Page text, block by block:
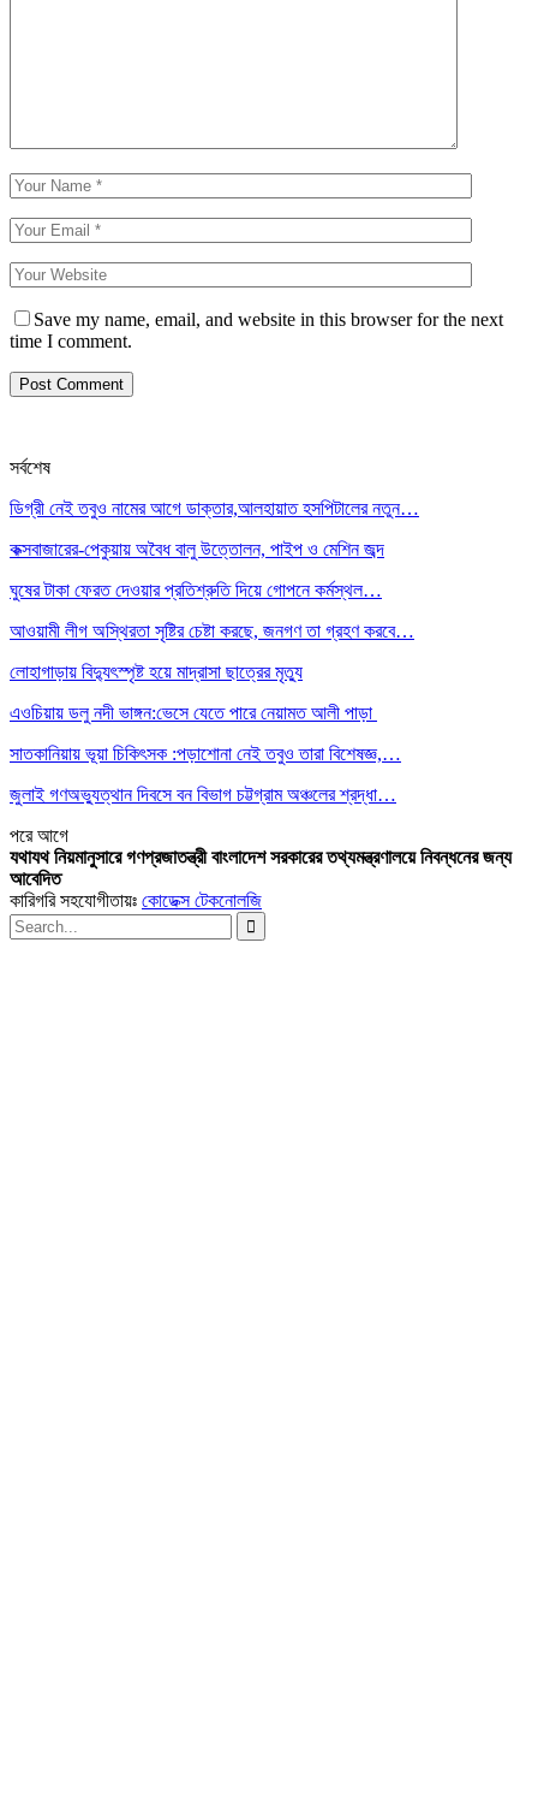
Save my name, email, and website in this browser for the next
time I comment.
সর্বশেষ
ডিগ্রী নেই তবুও নামের আগে ডাক্তার,আলহায়াত হসপিটালের নতুন…
কক্সবাজারের-পেকুয়ায় অবৈধ বালু উত্তোলন, পাইপ ও মেশিন জব্দ
ঘুষের টাকা ফেরত দেওয়ার প্রতিশ্রুতি দিয়ে গোপনে কর্মস্থল…
আওয়ামী লীগ অস্থিরতা সৃষ্টির চেষ্টা করছে, জনগণ তা গ্রহণ করবে…
লোহাগাড়ায় বিদ্যুৎস্পৃষ্ট হয়ে মাদ্রাসা ছাত্রের মৃত্যু
এওচিয়ায় ডলু নদী ভাঙ্গন:ভেসে যেতে পারে নেয়ামত আলী পাড়া
সাতকানিয়ায় ভূয়া চিকিৎসক :পড়াশোনা নেই তবুও তারা বিশেষজ্ঞ,…
জুলাই গণঅভ্যুত্থান দিবসে বন বিভাগ চট্টগ্রাম অঞ্চলের শ্রদ্ধা…
পরেআগে
যথাযথ নিয়মানুসারে গণপ্রজাতন্ত্রী বাংলাদেশ সরকারের তথ্যমন্ত্রণালয়ে নিবন্ধনের জন্য
আবেদিত
কারিগরি সহযোগীতায়ঃ কোডেক্স টেকনোলজি